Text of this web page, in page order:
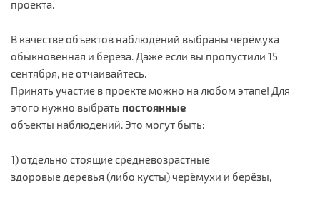
проекта.
В качестве объектов наблюдений выбраны черёмуха
обыкновенная и берёза. Даже если вы пропустили 15
сентября, не отчаивайтесь.
Принять участие в проекте можно на любом этапе! Для
этого нужно выбрать постоянные
объекты наблюдений. Это могут быть:
1) отдельно стоящие средневозрастные
здоровые деревья (либо кусты) черёмухи и берёзы,